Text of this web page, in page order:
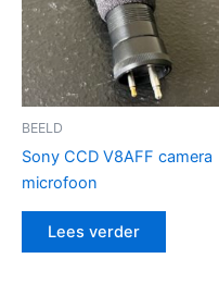
BEELD
Sony CCD V8AFF camera
microfoon
Lees verder